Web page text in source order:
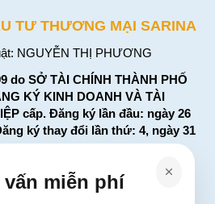
TƯ THƯƠNG MẠI SARINA
NGUYỄN THỊ PHƯƠNG
do SỞ TÀI CHÍNH THÀNH PHỐ
KÝ KINH DOANH VÀ TÀI
cấp. Đăng ký lần đầu: ngày 26
ký thay đổi lần thứ: 4, ngày 31
Đa, Hà Nội
12, Quận 10, TP. Hồ Chí
miễn phí